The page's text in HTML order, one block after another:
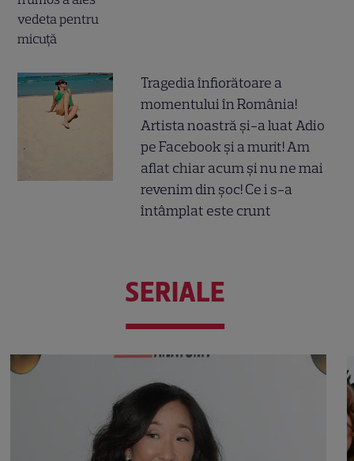
Tragedia înfiorătoare a
momentului în România!
Artista noastră și-a luat Adio
pe Facebook și a murit! Am
aflat chiar acum și nu ne mai
revenim din șoc! Ce i s-a
întâmplat este crunt
SERIALE